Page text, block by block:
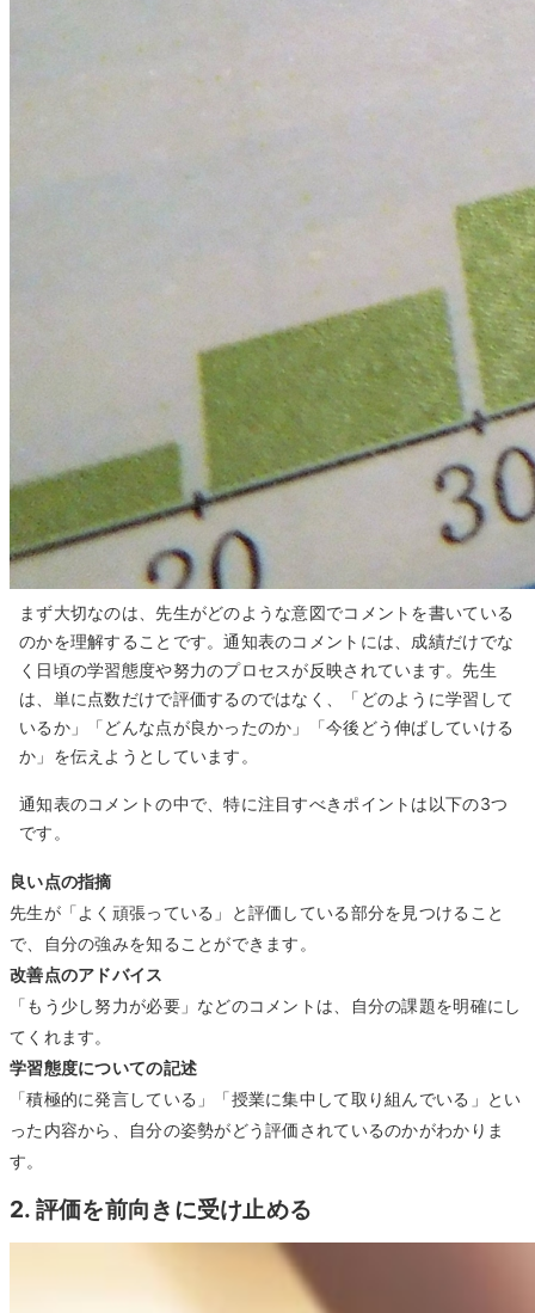
まず大切なのは、先生がどのような意図でコメントを書いている
のかを理解することです。通知表のコメントには、成績だけでな
く日頃の学習態度や努力のプロセスが反映されています。先生
は、単に点数だけで評価するのではなく、「どのように学習して
いるか」「どんな点が良かったのか」「今後どう伸ばしていける
か」を伝えようとしています。
通知表のコメントの中で、特に注目すべきポイントは以下の3つ
です。
良い点の指摘
先生が「よく頑張っている」と評価している部分を見つけること
で、自分の強みを知ることができます。
改善点のアドバイス
「もう少し努力が必要」などのコメントは、自分の課題を明確にし
てくれます。
学習態度についての記述
「積極的に発言している」「授業に集中して取り組んでいる」とい
った内容から、自分の姿勢がどう評価されているのかがわかりま
す。
2. 評価を前向きに受け止める